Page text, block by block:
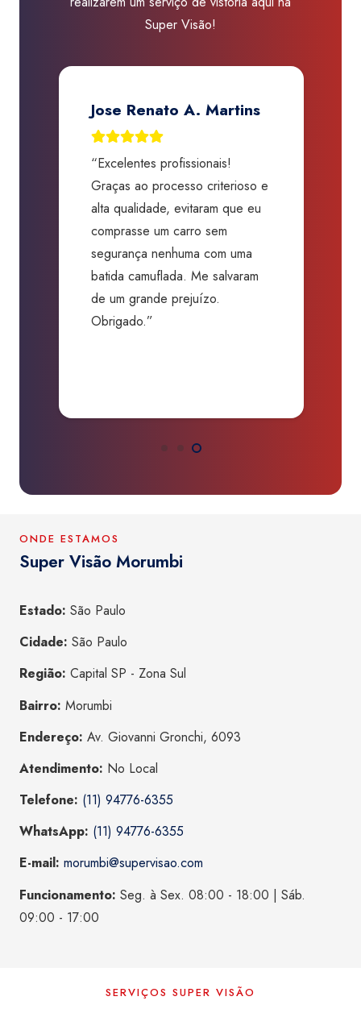
Super Visão!
Jose Renato A. Martins
“Excelentes profissionais!
Graças ao processo criterioso e
alta qualidade, evitaram que eu
comprasse um carro sem
segurança nenhuma com uma
batida camuflada. Me salvaram
de um grande prejuízo.
Obrigado.”
ONDE ESTAMOS
Super Visão Morumbi
Estado: São Paulo
Cidade: São Paulo
Região: Capital SP - Zona Sul
Bairro: Morumbi
Endereço: Av. Giovanni Gronchi, 6093
Atendimento: No Local
Telefone: (11) 94776-6355
WhatsApp: (11) 94776-6355
E-mail: morumbi@supervisao.com
Funcionamento: Seg. à Sex. 08:00 - 18:00 | Sáb.
09:00 - 17:00
SERVIÇOS SUPER VISÃO